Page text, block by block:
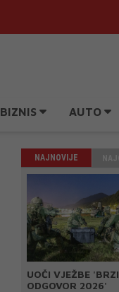
BIZNIS AUTO
NAJNOVIJE
UOČI VJEŽBE 'BRZI
ODGOVOR 2026'